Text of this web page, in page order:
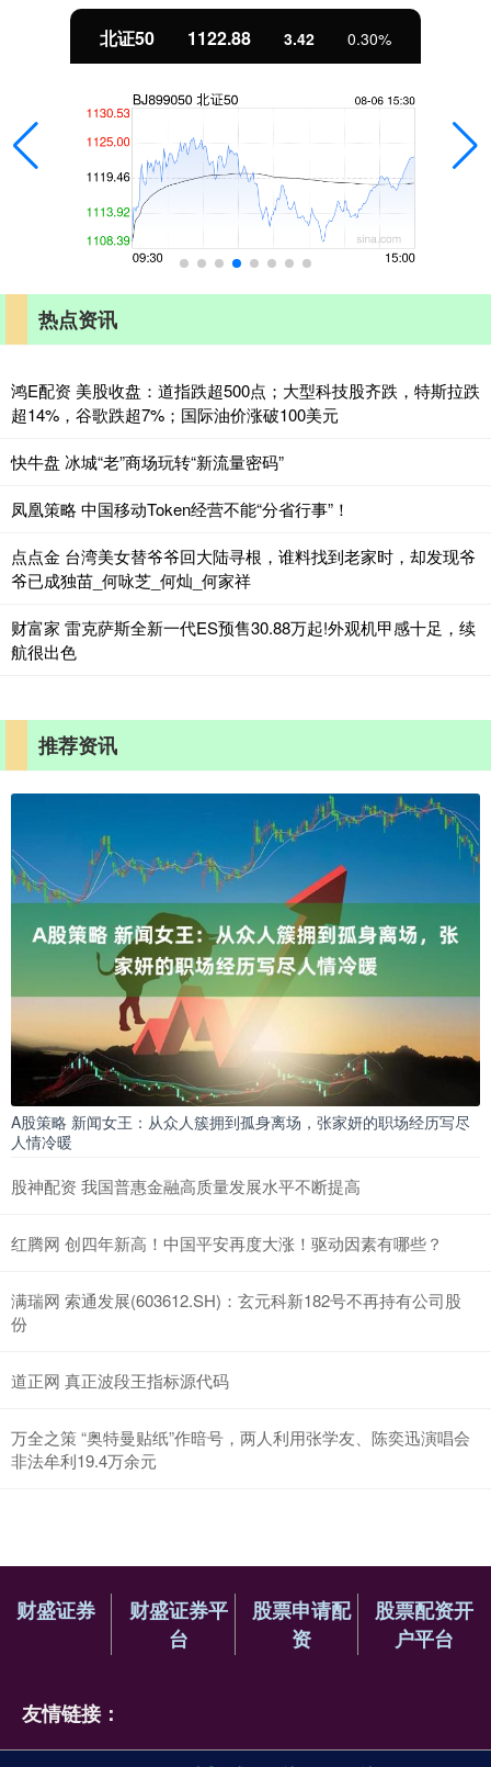
北证50 1122.88 3.42 0.30%
热点资讯
鸿E配资 美股收盘：道指跌超500点；大型科技股齐跌，特斯拉跌
超14%，谷歌跌超7%；国际油价涨破100美元
快牛盘 冰城“老”商场玩转“新流量密码”
凤凰策略 中国移动Token经营不能“分省行事”！
点点金 台湾美女替爷爷回大陆寻根，谁料找到老家时，却发现爷
爷已成独苗_何咏芝_何灿_何家祥
财富家 雷克萨斯全新一代ES预售30.88万起!外观机甲感十足，续
航很出色
推荐资讯
A股策略 新闻女王：从众人簇拥到孤身离场，张家妍的职场经历写尽
人情冷暖
股神配资 我国普惠金融高质量发展水平不断提高
红腾网 创四年新高！中国平安再度大涨！驱动因素有哪些？
满瑞网 索通发展(603612.SH)：玄元科新182号不再持有公司股
份
道正网 真正波段王指标源代码
万全之策 “奥特曼贴纸”作暗号，两人利用张学友、陈奕迅演唱会
非法牟利19.4万余元
财盛证券
财盛证券平
台
股票申请配
资
股票配资开
户平台
友情链接：